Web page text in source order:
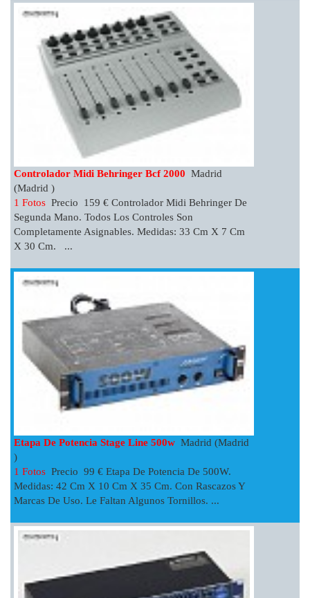
Controlador Midi Behringer Bcf 2000 Madrid
(Madrid )
1 Fotos Precio 159 € Controlador Midi Behringer De
Segunda Mano. Todos Los Controles Son
Completamente Asignables. Medidas: 33 Cm X 7 Cm
X 30 Cm. ...
Etapa De Potencia Stage Line 500w Madrid (Madrid
)
1 Fotos Precio 99 € Etapa De Potencia De 500W.
Medidas: 42 Cm X 10 Cm X 35 Cm. Con Rascazos Y
Marcas De Uso. Le Faltan Algunos Tornillos. ...